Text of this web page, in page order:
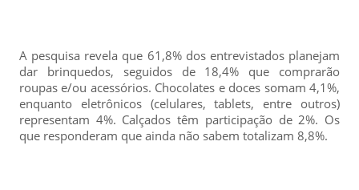
A pesquisa revela que 61,8% dos entrevistados planejam
dar brinquedos, seguidos de 18,4% que comprarão
roupas e/ou acessórios. Chocolates e doces somam 4,1%,
enquanto eletrônicos (celulares, tablets, entre outros)
representam 4%. Calçados têm participação de 2%. Os
que responderam que ainda não sabem totalizam 8,8%.